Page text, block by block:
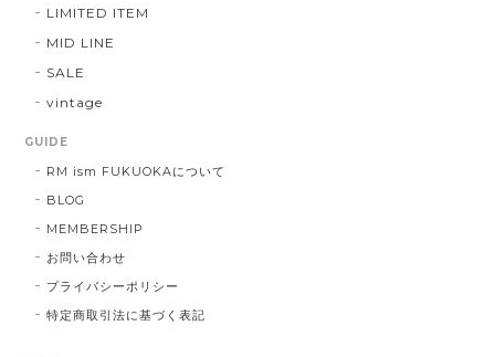
LIMITED ITEM
MID LINE
SALE
vintage
GUIDE
RM ism FUKUOKAについて
BLOG
MEMBERSHIP
お問い合わせ
プライバシーポリシー
特定商取引法に基づく表記